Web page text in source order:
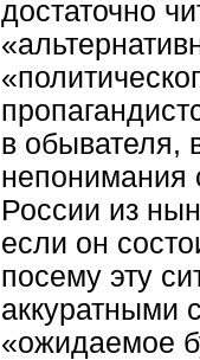
достаточно
в обывателя,
непонимания
России из
если он
посему эту
аккуратными
«ожидаемое